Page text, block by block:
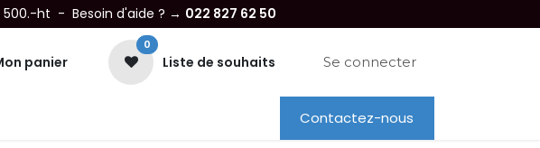
500.-ht - Besoin d'aide ? → 022 827 62 50
panier
0
Liste de souhaits Se connecter
Dépannage Location
Contactez-nous